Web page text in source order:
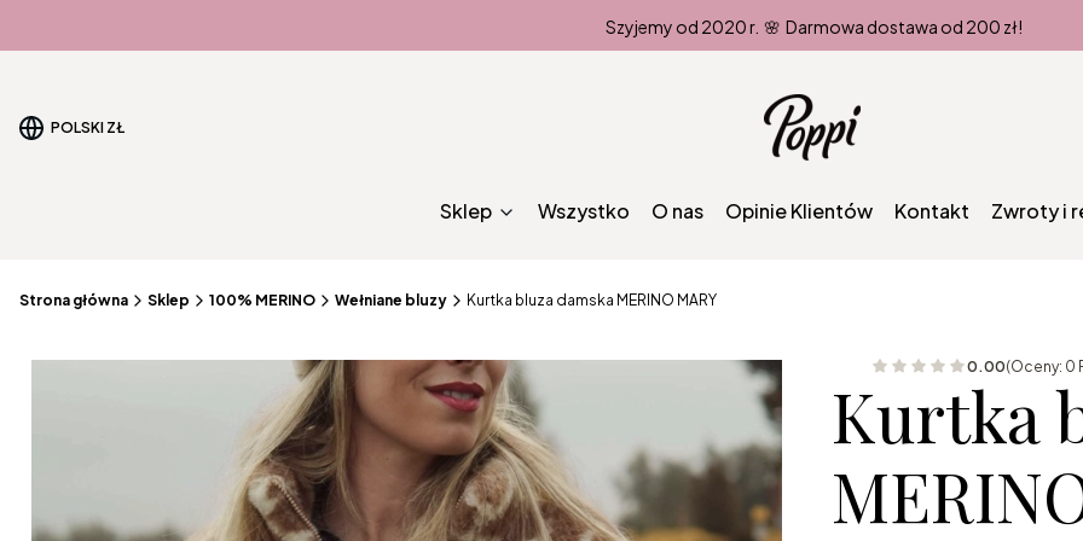
Szyjemy od 2020 r. 🌸 Darmowa dostawa od 200 zł!
POLSKI ZŁ
Sklep Wszystko O nas Opinie Klientów Kontakt Zwroty i
Strona główna Sklep 100% MERINO Wełniane bluzy Kurtka bluza damska MERINO MARY
0.00(Oceny: 0
Kurtka